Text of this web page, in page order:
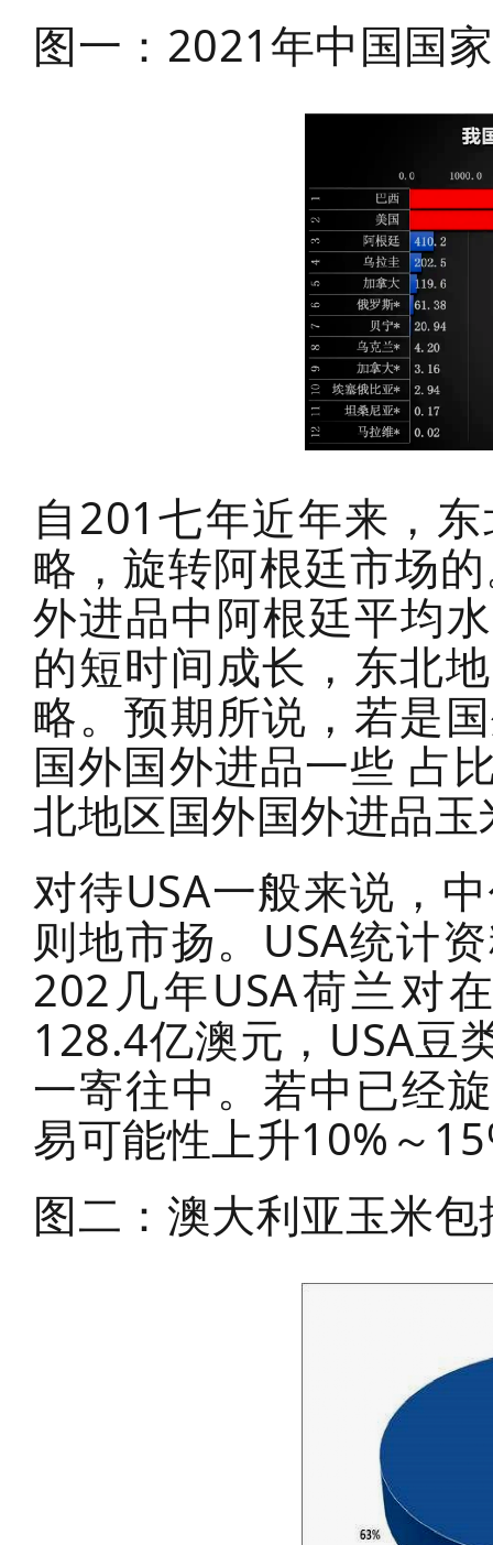
图一：2021年中国
自201七年近年来，
略，旋转阿根廷市场
外进品中阿根廷平均
的短时间成长，东北
略。预期所说，若是
国外国外进品一些 占
北地区国外国外进品
对待USA一般来说，
则地市扬。USA统计
202几年USA荷兰对
128.4亿澳元，USA豆
一寄往中。若中已经
易可能性上升10%～
图二：澳大利亚玉米